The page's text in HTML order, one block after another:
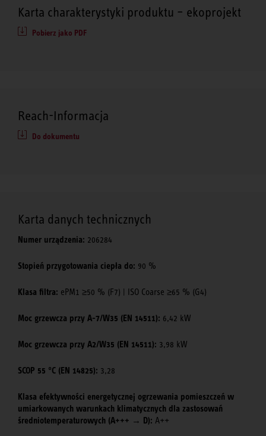
Karta charakterystyki produktu – ekoprojekt
Pobierz jako PDF
Reach-Informacja
Do dokumentu
Karta danych technicznych
Numer urządzenia: 206284
Stopień przygotowania ciepła do: 90 %
Klasa filtra: ePM1 ≥50 % (F7) | ISO Coarse ≥65 % (G4)
Moc grzewcza przy A-7/W35 (EN 14511): 6,42 kW
Moc grzewcza przy A2/W35 (EN 14511): 3,98 kW
SCOP 55 °C (EN 14825): 3,28
Klasa efektywności energetycznej ogrzewania pomieszczeń w
umiarkowanych warunkach klimatycznych dla zastosowań
średniotemperaturowych (A+++ → D): A++